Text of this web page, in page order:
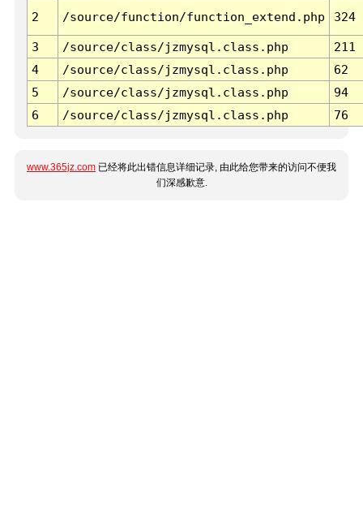
2 /source/function/function_extend.php 324
3 /source/class/jzmysql.class.php
211
4
/source/class/jzmysql.class.php
62
5
/source/class/jzmysql.class.php
94
6
/source/class/jzmysql.class.php 76
www.365jz.com 已经将此出错信息详细记录, 由此给您带来的访问不便我
们深感歉意.